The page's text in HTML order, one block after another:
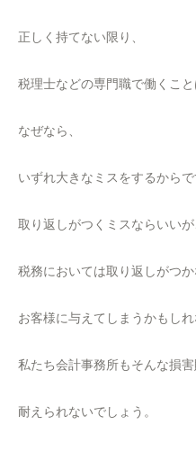
正しく持てない限り、
税理士などの専門職で働くこと
なぜなら、
いずれ大きなミスをするからで
取り返しがつくミスならいいが
税務においては取り返しがつ
お客様に与えてしまうかもしれ
私たち会計事務所もそんな損
耐えられないでしょう。